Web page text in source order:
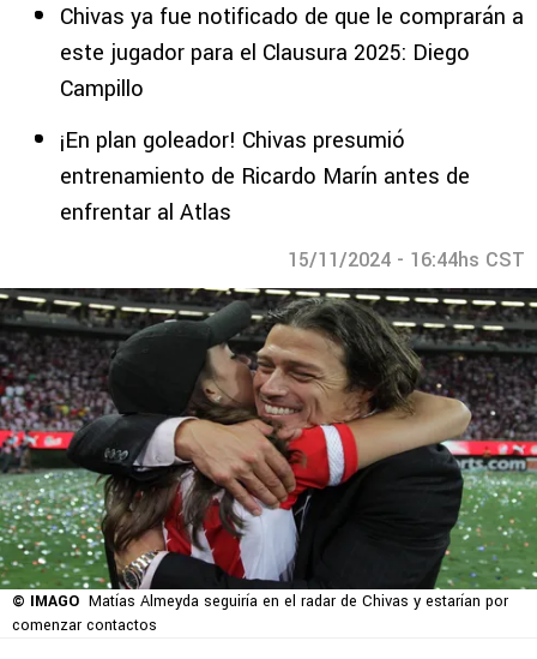
Chivas ya fue notificado de que le comprarán a
este jugador para el Clausura 2025: Diego
Campillo
¡En plan goleador! Chivas presumió
entrenamiento de Ricardo Marín antes de
enfrentar al Atlas
15/11/2024 - 16:44hs CST
© IMAGO Matías Almeyda seguiría en el radar de Chivas y estarían por
comenzar contactos